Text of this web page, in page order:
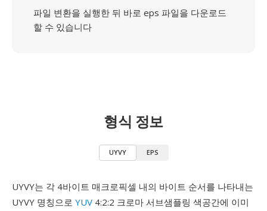
파일 변환을 실행한 뒤 바로 eps 파일을 다운로드
할 수 있습니다
형식 정보
UYVY EPS
UYVY는 각 4바이트 매크로픽셀 내의 바이트 순서를 나타내는
UYVY 명칭으로 YUV 4:2:2 크로마 서브샘플링 색공간에 이미